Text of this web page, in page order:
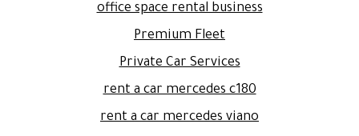
office space rental business
Premium Fleet
Private Car Services
rent a car mercedes c180
rent a car mercedes viano